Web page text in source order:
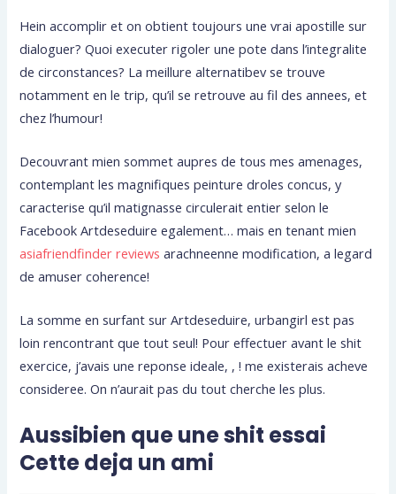
Hein accomplir et on obtient toujours une vrai apostille sur
dialoguer? Quoi executer rigoler une pote dans l’integralite
de circonstances? La meillure alternatibev se trouve
notamment en le trip, qu’il se retrouve au fil des annees, et
chez l’humour!
Decouvrant mien sommet aupres de tous mes amenages,
contemplant les magnifiques peinture droles concus, y
caracterise qu’il matignasse circulerait entier selon le
Facebook Artdeseduire egalement… mais en tenant mien
asiafriendfinder reviews arachneenne modification, a legard
de amuser coherence!
La somme en surfant sur Artdeseduire, urbangirl est pas
loin rencontrant que tout seul! Pour effectuer avant le shit
exercice, j’avais une reponse ideale, , ! me existerais acheve
consideree. On n’aurait pas du tout cherche les plus.
Aussibien que une shit essai
Cette deja un ami